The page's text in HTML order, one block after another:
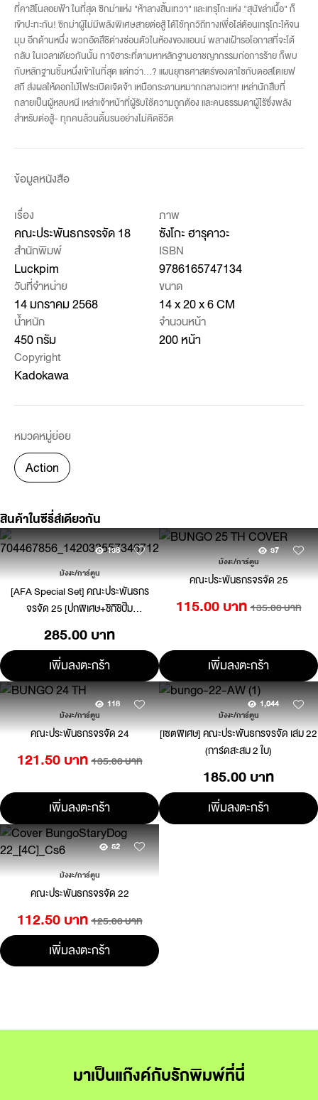
ที่คาสิโนลอยฟ้า ในที่สุด ซิกม่าแห่ง "ห้าลางสิ้นเทวา" และเทรุโกะแห่ง "สุนัขล่าเนื้อ" ก็
เข้าปะทะกัน! ซิกม่าผู้ไม่มีพลังพิเศษสายต่อสู้ ได้ใช้ทุกวิถีทางเพื่อไล่ต้อนเทรุโกะให้จน
มุม อีกด้านหนึ่ง พวกอัตสึชิต่างซ่อนตัวในห้องของแอนน์ พลางเฝ้ารอโอกาสที่จะโต้
กลับ ในเวลาเดียวกันนั้น ทาจิฮาระที่ตามหาหลักฐานอาชญากรรมก่อการร้าย ก็พบ
กับหลักฐานชิ้นหนึ่งเข้าในที่สุด แต่ทว่า...? แผนยุทธศาสตร์ของดาไซกับดอสโตเยฟ
สกี ส่งผลให้ดอกไม้ไฟระเบิดเจิดจ้า เหนือกระดานหมากกลางเวหา! เหล่านักสืบที่
กลายเป็นผู้หลบหนี เหล่าเจ้าหน้าที่ผู้รับใช้ความถูกต้อง และคนธรรมดาผู้ไร้ซึ่งพลัง
สำหรับต่อสู้- ทุกคนล้วนดิ้นรนอย่างไม่คิดชีวิต
ข้อมูลหนังสือ
เรื่อง
คณะประพันธกรจรจัด 18
ภาพ
ซังโกะ ฮารุคาวะ
สำนักพิมพ์
Luckpim
ISBN
9786165747134
วันที่จำหน่าย
14 มกราคม 2568
ขนาด
14 x 20 x 6 CM
น้ำหนัก
450 กรัม
จำนวนหน้า
200 หน้า
Copyright
Kadokawa
หมวดหมู่ย่อย
Action
สินค้าในซีรี่ส์เดียวกัน
138
มังงะ/การ์ตูน
[AFA Special Set] คณะประพันธกร
จรจัด 25 [ปกพิเศษ+ชิกิชิปั๊ม
285.00 บาท
เพิ่มลงตะกร้า
37
มังงะ/การ์ตูน
คณะประพันธกรจรจัด 25
115.00 บาท 135.00 บาท
เพิ่มลงตะกร้า
118
มังงะ/การ์ตูน
คณะประพันธกรจรจัด 24
121.50 บาท 135.00 บาท
เพิ่มลงตะกร้า
1,044
มังงะ/การ์ตูน
[เซตพิเศษ] คณะประพันธกรจรจัด เล่ม 22
(การ์ดสะสม 2 ใบ)
185.00 บาท
เพิ่มลงตะกร้า
52
มังงะ/การ์ตูน
คณะประพันธกรจรจัด 22
112.50 บาท 125.00 บาท
เพิ่มลงตะกร้า
มาเป็นแก๊งค์กับรักพิมพ์ที่นี่